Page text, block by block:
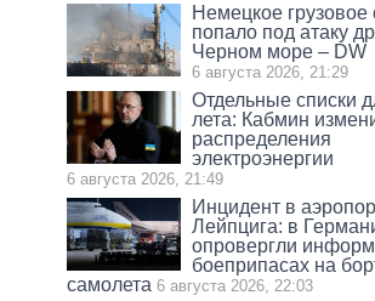
Немецкое грузовое
попало под атаку
Черном море – DW
6 августа 2026, 21:29
Отдельные списки
лета: Кабмин
распределения
электроэнергии
6 августа 2026, 21:49
Инцидент в
Лейпцига: в
опровергли
боеприпасах на
самолета 6 августа 2026, 22:03